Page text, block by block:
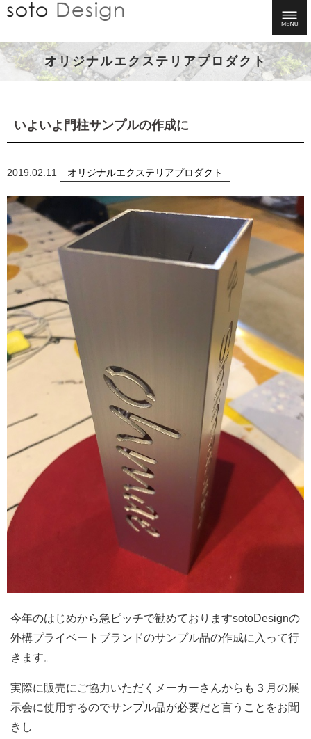
オリジナルエクステリアプロダクト
いよいよ門柱サンプルの作成に
2019.02.11 オリジナルエクステリアプロダクト
今年のはじめから急ピッチで勧めておりますsotoDesignの
外構プライベートブランドのサンプル品の作成に入って行
きます。
実際に販売にご協力いただくメーカーさんからも３月の展
示会に使用するのでサンプル品が必要だと言うことをお聞
きし